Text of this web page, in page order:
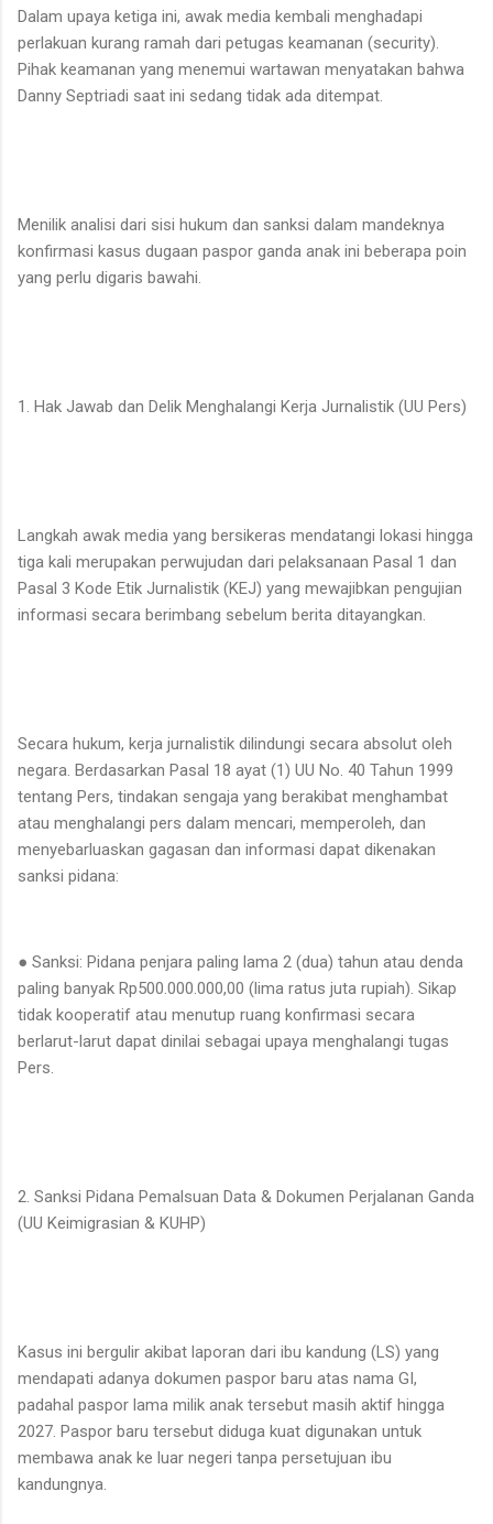
Dalam upaya ketiga ini, awak media kembali menghadapi
perlakuan kurang ramah dari petugas keamanan (security).
Pihak keamanan yang menemui wartawan menyatakan bahwa
Danny Septriadi saat ini sedang tidak ada ditempat.
Menilik analisi dari sisi hukum dan sanksi dalam mandeknya
konfirmasi kasus dugaan paspor ganda anak ini beberapa poin
yang perlu digaris bawahi.
1. Hak Jawab dan Delik Menghalangi Kerja Jurnalistik (UU Pers)
​Langkah awak media yang bersikeras mendatangi lokasi hingga
tiga kali merupakan perwujudan dari pelaksanaan Pasal 1 dan
Pasal 3 Kode Etik Jurnalistik (KEJ) yang mewajibkan pengujian
informasi secara berimbang sebelum berita ditayangkan.
​Secara hukum, kerja jurnalistik dilindungi secara absolut oleh
negara. Berdasarkan Pasal 18 ayat (1) UU No. 40 Tahun 1999
tentang Pers, tindakan sengaja yang berakibat menghambat
atau menghalangi pers dalam mencari, memperoleh, dan
menyebarluaskan gagasan dan informasi dapat dikenakan
sanksi pidana:
● ​Sanksi: Pidana penjara paling lama 2 (dua) tahun atau denda
paling banyak Rp500.000.000,00 (lima ratus juta rupiah). Sikap
tidak kooperatif atau menutup ruang konfirmasi secara
berlarut-larut dapat dinilai sebagai upaya menghalangi tugas
Pers.
2. Sanksi Pidana Pemalsuan Data & Dokumen Perjalanan Ganda
(UU Keimigrasian & KUHP)
​Kasus ini bergulir akibat laporan dari ibu kandung (LS) yang
mendapati adanya dokumen paspor baru atas nama GI,
padahal paspor lama milik anak tersebut masih aktif hingga
2027. Paspor baru tersebut diduga kuat digunakan untuk
membawa anak ke luar negeri tanpa persetujuan ibu
kandungnya.